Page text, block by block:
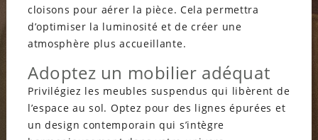
cloisons pour aérer la pièce. Cela permettra
d’optimiser la luminosité et de créer une
atmosphère plus accueillante.
Adoptez un mobilier adéquat
Privilégiez les meubles suspendus qui libèrent de
l’espace au sol. Optez pour des lignes épurées et
un design contemporain qui s’intègre